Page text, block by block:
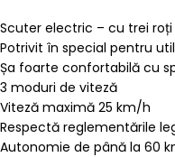
Scuter electric – cu trei roți
Potrivit în special pentru
Șa foarte confortabilă cu
3 moduri de viteză
Viteză maximă 25 km/h
Respectă reglementările
Autonomie de până la 60